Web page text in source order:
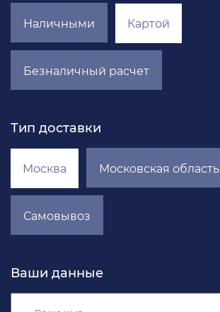
Наличными Картой
Безналичный расчет
Тип доставки
Москва Московская область
Самовывоз
Ваши данные